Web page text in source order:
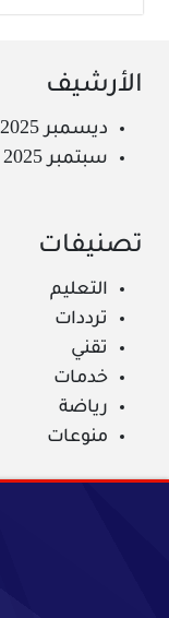
الأرشيف
ديسمبر 2025
سبتمبر 2025
تصنيفات
التعليم
ترددات
تقني
خدمات
رياضة
منوعات